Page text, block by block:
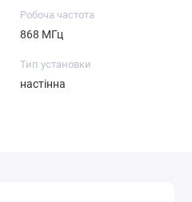
Робоча частота
868 МГц
Тип установки
настінна